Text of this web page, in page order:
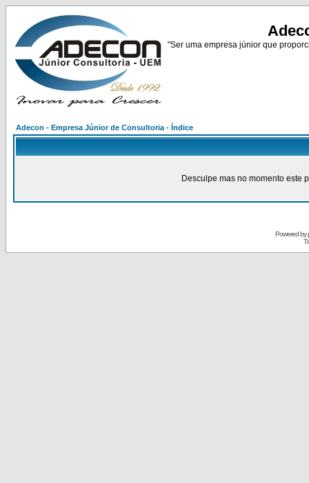
"Ser uma empresa júnior que
Adecon - Empresa Júnior de Consultoria - Índice
Desculpe mas no momento este
Powered by